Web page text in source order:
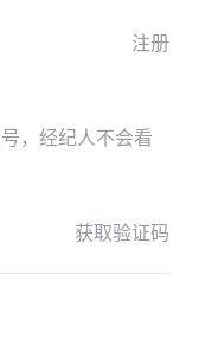
注册
，经纪人不会看
获取验证码